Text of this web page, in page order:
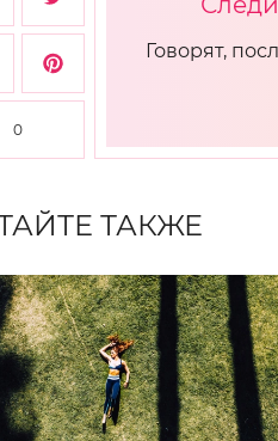
0
Говорят,
ТАКЖЕ